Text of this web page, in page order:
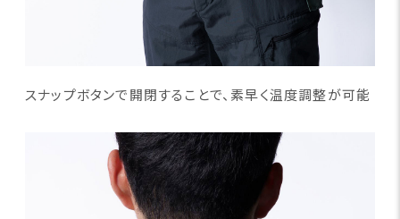
スナップボタンで開閉することで、素早く温度調整が可能